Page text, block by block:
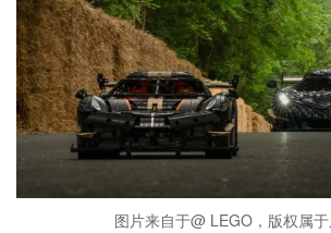
图片来自于@ LEGO，版权属